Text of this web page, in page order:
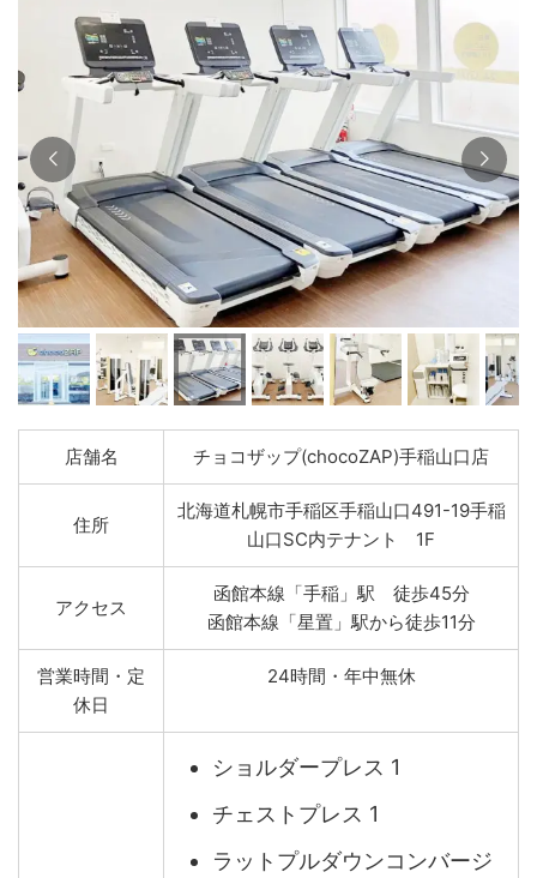
店舗名 チョコザップ(chocoZAP)手稲山口店
住所
北海道札幌市手稲区手稲山口491-19手稲
山口SC内テナント 1F
アクセス
函館本線「手稲」駅 徒歩45分
函館本線「星置」駅から徒歩11分
営業時間・定
休日
24時間・年中無休
ショルダープレス 1
チェストプレス 1
ラットプルダウンコンバージ